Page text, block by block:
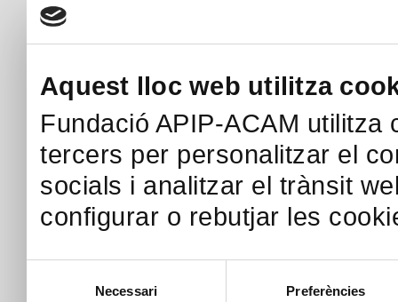
Aquest lloc web utilitza
Fundació APIP-ACAM
tercers per personalitzar el
socials i analitzar el trànsit
configurar o rebutjar les
Necessari Preferències